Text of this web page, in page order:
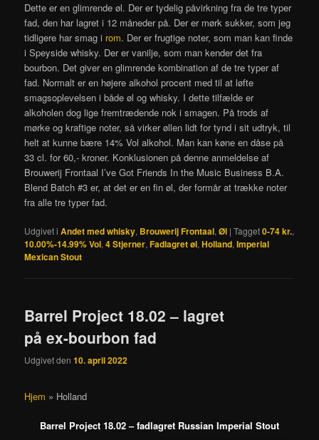
Dette er en glimrende øl. Der er tydelig påvirkning fra de tre typer
fad, den har lagret i 12 måneder på. Der er mørk sukker, som jeg
tidligere har smag i rom. Der er frugtige noter, som man kan finde
i Speyside whisky. Der er vanilje, som man kender det fra
bourbon. Det giver en glimrende kombination af de tre typer af
fad. Normalt er en højere alkohol procent med til at løfte
smagsoplevelsen i både øl og whisky. I dette tilfælde er
alkoholen dog lige fremtrædende nok i smagen. På trods af
mørke og kraftige noter, så virker øllen lidt for tynd i sit udtryk, til
helt at kunne bære 14% Vol alkohol. Man kan køne en dåse på
33 cl. for 60,- kroner. Konklusionen på denne anmeldelse af
Brouwerij Frontaal I’ve Got Friends In the Music Business B.A.
Blend Batch #3 er, at det er en fin øl, der formår at trække noter
fra alle tre typer fad.
Udgivet i Andet med whisky, Brouwerij Frontaal,Øl |Tagget0-74 kr.,
10.00%-14.99% Vol,4 Stjerner,Fadlagret øl,Holland,Imperial
Mexican Stout
Barrel Project 18.02 – lagret
på ex-bourbon fad
Udgivet den10. april 2022
Hjem » Holland
Barrel Project 18.02 – fadlagret Russian Imperial Stout